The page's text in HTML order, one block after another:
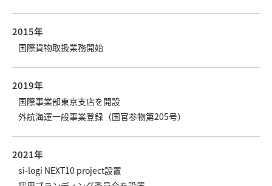
2015年
国際貨物取扱業務開始
2019年
国際事業部東京支店を開設
外航海運一般事業登録（国官参物第205号）
2021年
si-logi NEXT10 project設置